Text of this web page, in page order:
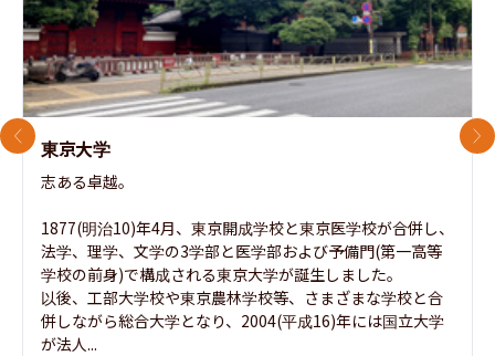
東京大学
志ある卓越。
1877(明治10)年4月、東京開成学校と東京医学校が合併し、
法学、理学、文学の3学部と医学部および予備門(第一高等
学校の前身)で構成される東京大学が誕生しました。
以後、工部大学校や東京農林学校等、さまざまな学校と合
併しながら総合大学となり、2004(平成16)年には国立大学
が法人...
前のスライド 次